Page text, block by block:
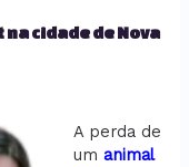
cidade de Nova
A perda de
umanimal